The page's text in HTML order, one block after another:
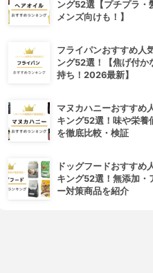
ング52選【プチプラ・
メンズ向けも！】
フライパンおすすめ人
ング52選！【焦げ付か
持ち！2026最新】
マヌカハニーおすすめ
キング52選！味や栄養
を徹底比較・検証
ドッグフードおすすめ
キング52選！無添加・
ー対策商品を紹介